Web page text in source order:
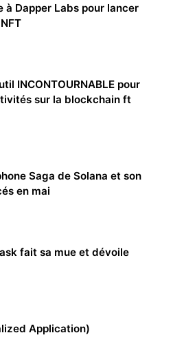
à Dapper Labs pour lancer
INCONTOURNABLE pour
sur la blockchain ft
Saga de Solana et son
en mai
fait sa mue et dévoile
Application)